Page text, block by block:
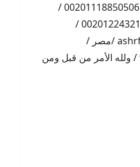
اشرف مشرف المحامي/ 00201118850506 /
00201004624392 /00201224321055 /
ashrf_mshrf@hotmail.com /مصر /
www.ashrfmshrf.com / ولله الأمر من قبل ومن